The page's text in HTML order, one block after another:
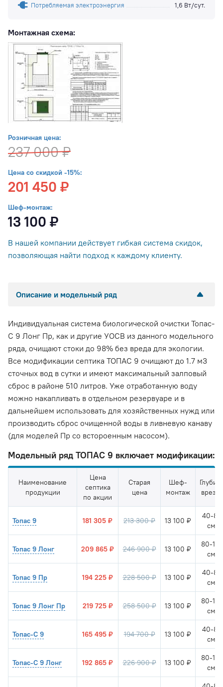
Потребляемая электроэнергия 1,6 Вт/сут.
Монтажная схема:
Розничная цена:
237 000 ₽
Цена со скидкой -15%:
201 450 ₽
Шеф-монтаж:
13 100 ₽
В нашей компании действует гибкая система скидок,
позволяющая найти подход к каждому клиенту.
Описание и модельный ряд
Индивидуальная система биологической очистки Топас-
С 9 Лонг Пр, как и другие УОСВ из данного модельного
ряда, очищают стоки до 98% без вреда для экологии.
Все модификации септика ТОПАС 9 очищают до 1.7 м3
сточных вод в сутки и имеют максимальный залповый
сброс в районе 510 литров. Уже отработанную воду
можно накапливать в отдельном резервуаре и в
дальнейшем использовать для хозяйственных нужд или
производить сброс очищенной воды в ливневую канаву
(для моделей Пр со встороенным насосом).
Модельный ряд ТОПАС 9 включает модификации:
Наименование
продукции
Цена
септика
по акции
Старая
цена
Шеф-
монтаж
врезки
Топас 9 181 305 ₽ 213 300 ₽ 13 100 ₽
40-80
см.
Топас 9 Лонг 209 865 ₽ 246 900 ₽ 13 100 ₽
80-140
см.
Топас 9 Пр 194 225 ₽ 228 500 ₽ 13 100 ₽
40-80
см.
Топас 9 Лонг Пр 219 725 ₽ 258 500 ₽ 13 100 ₽
80-140
см.
Топас-С 9 165 495 ₽ 194 700 ₽ 13 100 ₽
40-80
см.
Топас-С 9 Лонг 192 865 ₽ 226 900 ₽ 13 100 ₽
80-140
см.